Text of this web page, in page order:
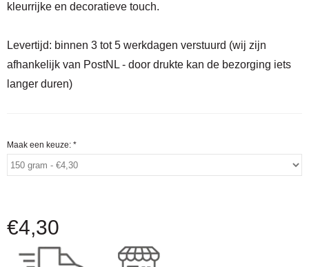
kleurrijke en decoratieve touch.
Levertijd: binnen 3 tot 5 werkdagen verstuurd (wij zijn
afhankelijk van PostNL - door drukte kan de bezorging iets
langer duren)
Maak een keuze: *
€4,30